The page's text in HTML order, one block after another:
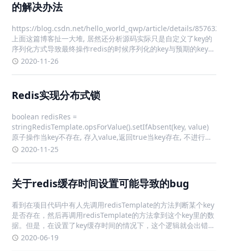
的解决办法
https://blog.csdn.net/hello_world_qwp/article/details/85763286
上面这篇博客扯一大堆, 居然还分析源码实际只是自定义了key的
序列化方式导致最终操作redis的时候序列化的key与预期的key不
一致而已, 自然就删不掉redis中的数据了
2020-11-26
Redis实现分布式锁
boolean redisRes =
stringRedisTemplate.opsForValue().setIfAbsent(key, value)
原子操作当key不存在, 存入value,返回true当key存在, 不进行操
作, 返回false当处于redis事务中 , 返回null
2020-11-25
关于redis缓存时间设置可能导致的bug
看到在项目代码中有人先调用redisTemplate的方法判断某个key
是否存在，然后再调用redisTemplate的方法拿到这个key里的数
据。但是，在设置了key缓存时间的情况下，这个逻辑就会出错。
比如第一步这个key存在，但是紧接着key过期了，后面就会拿不
2020-06-19